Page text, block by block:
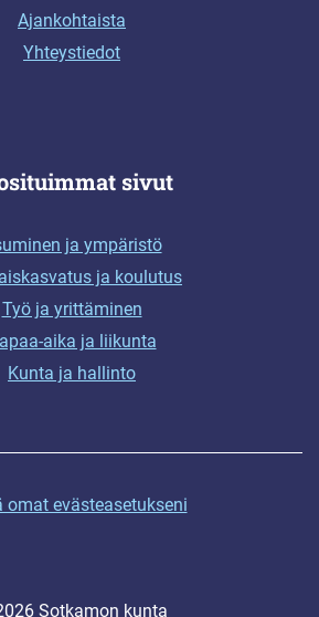
Ajankohtaista
Yhteystiedot
sivut
ja ympäristö
ja koulutus
Työ ja yrittäminen
aika ja liikunta
Kunta ja hallinto
omat evästeasetukseni
Sotkamon kunta